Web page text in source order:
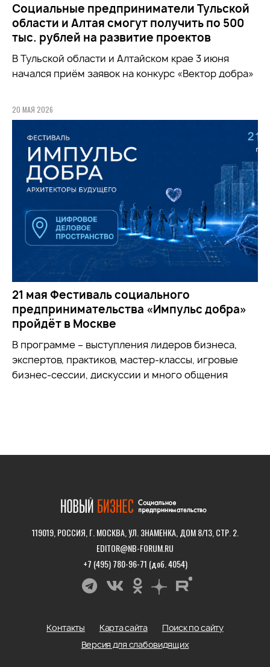
Социальные предприниматели Тульской
области и Алтая смогут получить по 500
тыс. рублей на развитие проектов
В Тульской области и Алтайском крае 3 июня
начался приём заявок на конкурс «Вектор добра»
20 МАЯ 2026
21 мая Фестиваль социального
предпринимательства «Импульс добра»
пройдёт в Москве
В программе – выступления лидеров бизнеса,
экспертов, практиков, мастер-классы, игровые
бизнес-сессии, дискуссии и много общения
119019, РОССИЯ, Г. МОСКВА, УЛ. ЗНАМЕНКА, ДОМ 8/13, СТР. 2.
EDITOR@NB-FORUM.RU
+7 (495) 780-96-71 (доб. 4054)
Контакты Карта сайта
Поиск по сайту
Версия для слабовидящих